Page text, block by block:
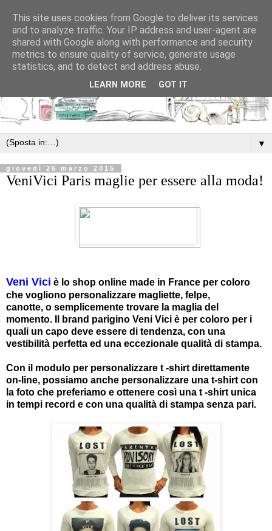
▼
giovedì 26 marzo 2015
VeniVici Paris maglie per essere alla moda!
Veni Vici è lo shop online made in France per coloro
che vogliono personalizzare magliette, felpe,
canotte, o semplicemente trovare la maglia del
momento. Il brand parigino Veni Vici è per coloro per i
quali un capo deve essere di tendenza, con una
vestibilità perfetta ed una eccezionale qualità di stampa.
Con il modulo per personalizzare t -shirt direttamente
on-line, possiamo anche personalizzare una t-shirt con
la foto che preferiamo e ottenere così una t -shirt unica
in tempi record e con una qualità di stampa senza pari.
This site uses cookies from Google to deliver its services
and to analyze traffic. Your IP address and user-agent are
shared with Google along with performance and security
metrics to ensure quality of service, generate usage
statistics, and to detect and address abuse.
LEARN MORE GOT IT